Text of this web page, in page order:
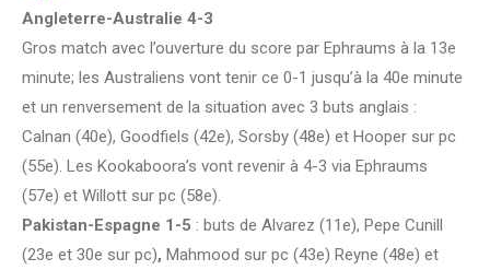
Angleterre-Australie 4-3
Gros match avec l’ouverture du score par Ephraums à la 13e
minute; les Australiens vont tenir ce 0-1 jusqu’à la 40e minute
et un renversement de la situation avec 3 buts anglais :
Calnan (40e), Goodfiels (42e), Sorsby (48e) et Hooper sur pc
(55e). Les Kookaboora’s vont revenir à 4-3 via Ephraums
(57e) et Willott sur pc (58e).
Pakistan-Espagne 1-5 : buts de Alvarez (11e), Pepe Cunill
(23e et 30e sur pc), Mahmood sur pc (43e) Reyne (48e) et